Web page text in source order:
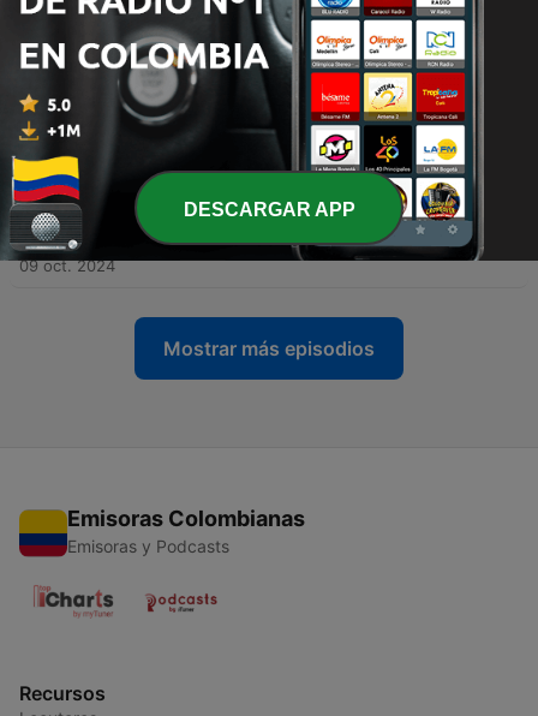
002. TE ENSEÑO COMO MEMORIZAR ESTO QUE
TE HARA HABLAR INGLES
148 - 006. LA FORMA MAS FACIL DE HABLAR Y HACER
PREGUNTAS EN INGLES SIN ERRORES
10 oct. 2024
147 - 007. LA FORMULA PARA SABER QUE PALABRAS
USAR EN INGLES Y QUE DECIR EN INGLES
09 oct. 2024
Mostrar más episodios
Emisoras Colombianas
Emisoras y Podcasts
Recursos
DESCARGAR APP